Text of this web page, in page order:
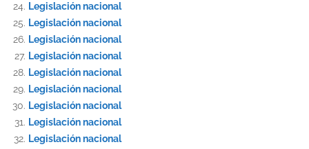
Legislación nacional
Legislación nacional
Legislación nacional
Legislación nacional
Legislación nacional
Legislación nacional
Legislación nacional
Legislación nacional
Legislación nacional